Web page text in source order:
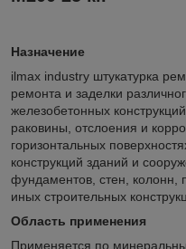
Назначение
ilmax industry штукатурка
ремонта и заделки
железобетонных
раковины, отслоения и
горизонтальных
конструкций зданий и
фундаментов, стен, колонн,
иных строительных
Область применения
Применяется по